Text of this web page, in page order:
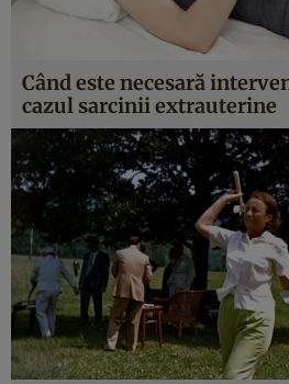
Când este necesară
cazul sarcinii extrauterine